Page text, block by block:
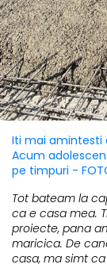
Iti mai amintesti
Acum
pe timpuri -
Tot bateam la
ca e casa mea.
proiecte, pana
maricica. De
casa, ma simt